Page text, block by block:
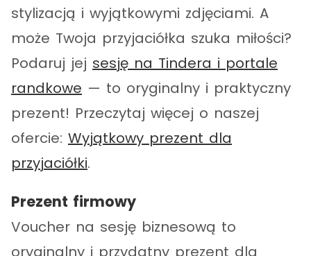
stylizacją i wyjątkowymi zdjęciami. A
może Twoja przyjaciółka szuka miłości?
Podaruj jej sesję na Tindera i portale
randkowe — to oryginalny i praktyczny
prezent! Przeczytaj więcej o naszej
ofercie: Wyjątkowy prezent dla
przyjaciółki.
Prezent firmowy
Voucher na sesję biznesową to
oryginalny i przydatny prezent dla